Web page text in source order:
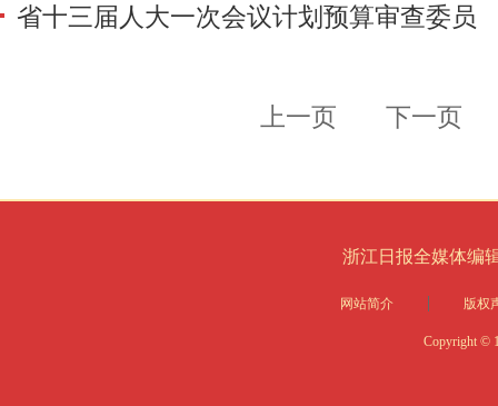
会议
省十三届人大一次会议计划预算审查委员
上一页 下一页
浙江日报全媒体编
网站简介 版权
Copyright ©